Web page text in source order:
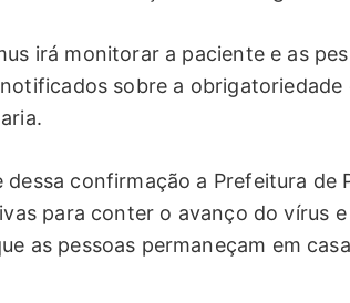
irá monitorar a paciente e as
sobre a obrigatoriedade
dessa confirmação a Prefeitura de
para conter o avanço do vírus
as pessoas permaneçam em